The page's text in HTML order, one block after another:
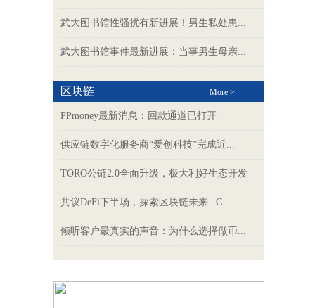
武大图书馆性骚扰有新进展！男生私处患...
武大图书馆事件最新进展：当事男生母亲...
区块链 More >
PPmoney最新消息：回款通道已打开
供应链数字化服务商“爱创科技”完成近...
TORO公链2.0全面升级，极大利好生态开发
共议DeFi下半场，探索区块链未来 | C...
倾听客户最真实的声音：为什么选择做币...